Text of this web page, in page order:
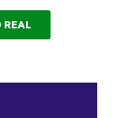
REAL